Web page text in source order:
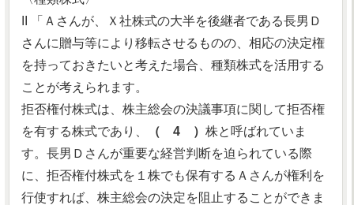
II 「Ａさんが、Ｘ社株式の大半を後継者である長男Ｄ
さんに贈与等により移転させるものの、相応の決定権
を持っておきたいと考えた場合、種類株式を活用する
ことが考えられます。
拒否権付株式は、株主総会の決議事項に関して拒否権
を有する株式であり、
（ 4 ） 株と呼ばれていま
す。長男Ｄさんが重要な経営判断を迫られている際
に、拒否権付株式を１株でも保有するＡさんが権利を
行使すれば、株主総会の決定を阻止することができま